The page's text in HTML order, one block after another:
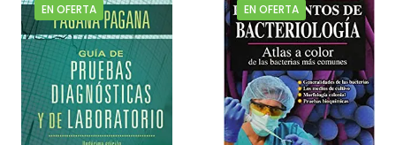
EN OFERTA EN OFERTA